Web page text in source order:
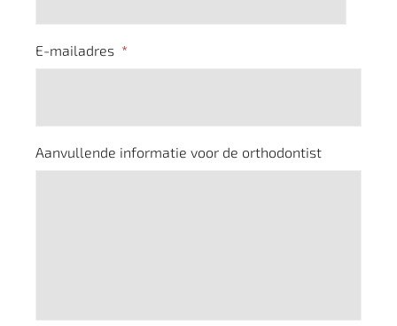
E-mailadres *
Aanvullende informatie voor de orthodontist